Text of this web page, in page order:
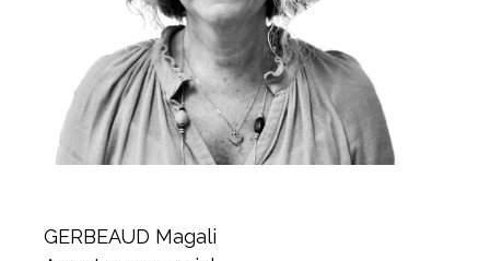
GERBEAUD Magali